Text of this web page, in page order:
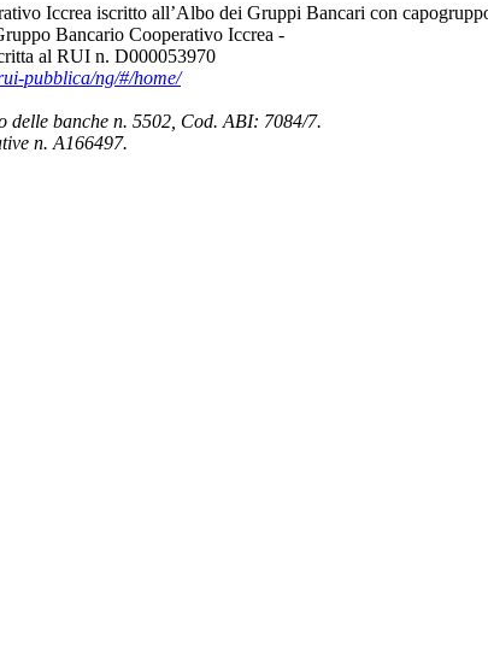
Iccrea iscritto all’Albo dei Gruppi Bancari con
Bancario Cooperativo Iccrea -
al RUI n. D000053970
pubblica/ng/#/home/
banche n. 5502, Cod. ABI: 7084/7.
n. A166497.